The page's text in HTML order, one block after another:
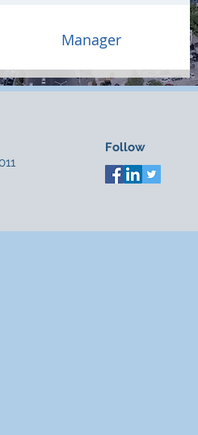
Manager
Follow